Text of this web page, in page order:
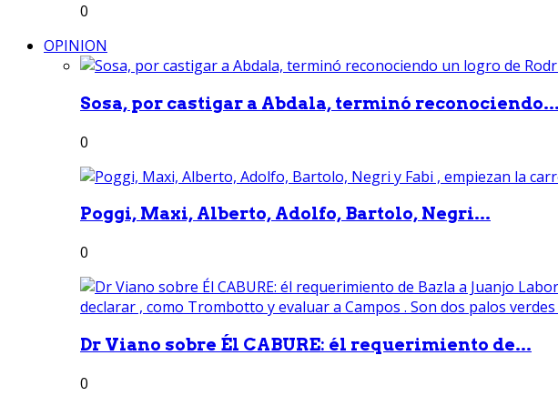
0
OPINION
Sosa, por castigar a Abdala, terminó reconociendo...
0
Poggi, Maxi, Alberto, Adolfo, Bartolo, Negri...
0
Dr Viano sobre Él CABURE: él requerimiento de...
0